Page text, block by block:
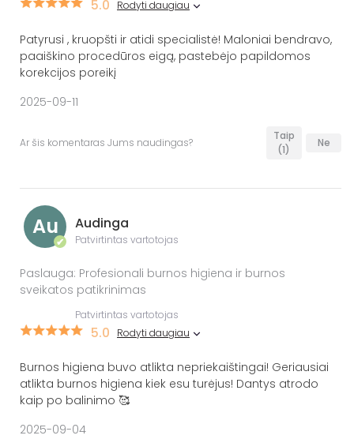
5.0 Rodyti daugiau
Patyrusi , kruopšti ir atidi specialistė! Maloniai bendravo,
paaiškino procedūros eigą, pastebėjo papildomos
korekcijos poreikį
2025-09-11
Ar šis komentaras Jums naudingas?
Taip
(1)
Ne
Au
✔
Audinga
Patvirtintas vartotojas
Paslauga: Profesionali burnos higiena ir burnos
sveikatos patikrinimas
Patvirtintas vartotojas
5.0 Rodyti daugiau
Burnos higiena buvo atlikta nepriekaištingai! Geriausiai
atlikta burnos higiena kiek esu turėjus! Dantys atrodo
kaip po balinimo 🥰
2025-09-04